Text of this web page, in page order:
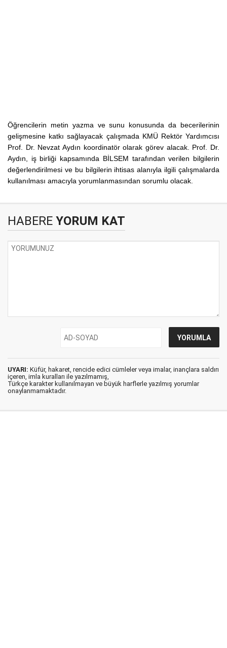
Öğrencilerin metin yazma ve sunu konusunda da becerilerinin
gelişmesine katkı sağlayacak çalışmada KMÜ Rektör Yardımcısı
Prof. Dr. Nevzat Aydın koordinatör olarak görev alacak. Prof. Dr.
Aydın, iş birliği kapsamında BİLSEM tarafından verilen bilgilerin
değerlendirilmesi ve bu bilgilerin ihtisas alanıyla ilgili çalışmalarda
kullanılması amacıyla yorumlanmasından sorumlu olacak.
HABERE YORUM KAT
UYARI: Küfür, hakaret, rencide edici cümleler veya imalar, inançlara saldırı
içeren, imla kuralları ile yazılmamış,
Türkçe karakter kullanılmayan ve büyük harflerle yazılmış yorumlar
onaylanmamaktadır.